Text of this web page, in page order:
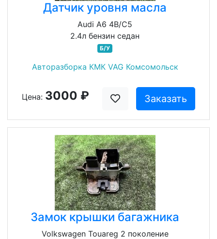
Датчик уровня масла
Audi A6 4B/C5
2.4л бензин седан
Б/У
Авторазборка КМК VAG Комсомольск
Цена: 3000 ₽ Заказать
Замок крышки багажника
Volkswagen Touareg 2 поколение